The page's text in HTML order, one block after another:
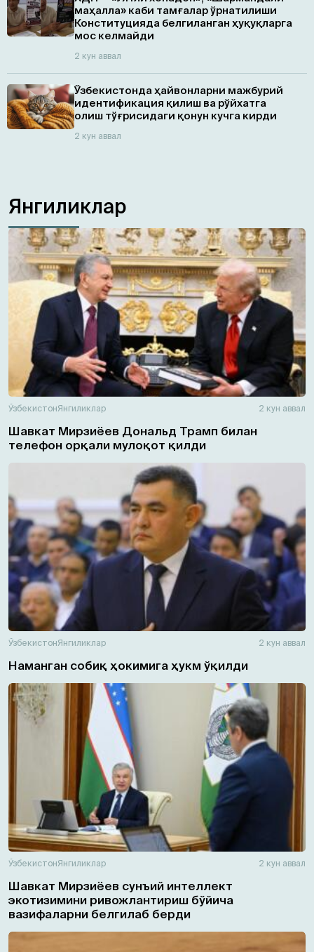
маҳалла» каби тамғалар ўрнатилиши
Конституцияда белгиланган ҳуқуқларга
мос келмайди
2 кун аввал
Ўзбекистонда ҳайвонларни мажбурий
идентификация қилиш ва рўйхатга
олиш тўғрисидаги қонун кучга кирди
2 кун аввал
Янгиликлар
ЎзбекистонЯнгиликлар 2 кун аввал
Шавкат Мирзиёев Дональд Трамп билан
телефон орқали мулоқот қилди
ЎзбекистонЯнгиликлар 2 кун аввал
Наманган собиқ ҳокимига ҳукм ўқилди
ЎзбекистонЯнгиликлар 2 кун аввал
Шавкат Мирзиёев сунъий интеллект
экотизимини ривожлантириш бўйича
вазифаларни белгилаб берди